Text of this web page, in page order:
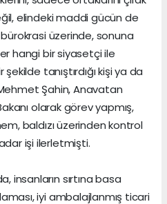
elindeki maddi gücün de
üzerinde, sonuna
hangi bir siyasetçi ile
şekilde tanıştırdığı kişi ya da
Şahin, Anavatan
olarak görev yapmış,
baldızı üzerinden kontrol
işi ilerletmişti.
insanların sırtına basa
iyi ambalajlanmış ticari